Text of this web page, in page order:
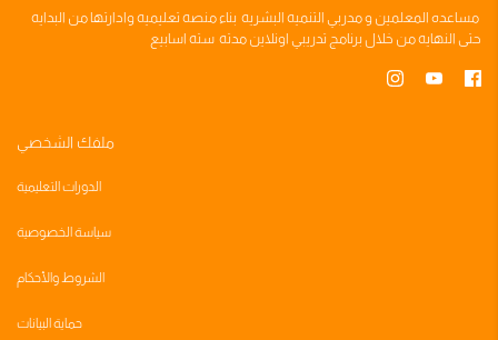
مساعده المعلمين ومدربي التنميه البشريه بناءمنصه تعليميه وادارتها من البدايه
حتى النهايه من خلال برنامج تدريبي اونلاين مدته سته اسابيع
ملفك الشخصي
الدورات التعليمية
سياسة الخصوصية
الشروط والأحكام
حماية البيانات